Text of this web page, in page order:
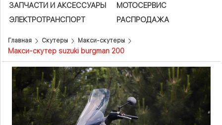
ЗАПЧАСТИ И АКСЕСCУАРЫ
МОТОСЕРВИС
ЭЛЕКТРОТРАНСПОРТ
РАСПРОДАЖА
Главная Скутеры Макси-скутеры
Макси-скутер suzuki burgman 200